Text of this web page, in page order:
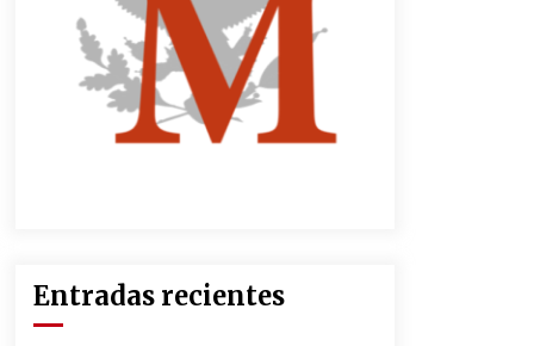
por los políticos mexicanos que
protegen al narco”
2 meses atrás
México libraría posible arancel de
EE.UU. en 85% de sus exportaciones
Entradas recientes